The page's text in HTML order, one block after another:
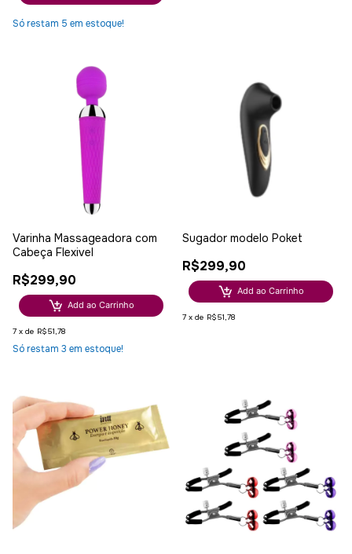
Só restam 5 em estoque!
Varinha Massageadora com
Cabeça Flexivel
R$299,90
Add ao Carrinho
7 x de R$51,78
Só restam 3 em estoque!
Sugador modelo Poket
R$299,90
Add ao Carrinho
7 x de R$51,78